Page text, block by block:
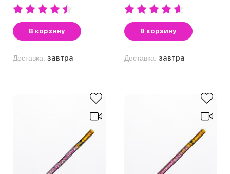
В корзину
Доставка: завтра
В корзину
Доставка: завтра